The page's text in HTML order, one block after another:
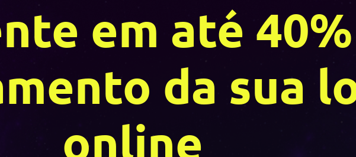
em até
da sua
online